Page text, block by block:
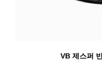
VB 제스퍼